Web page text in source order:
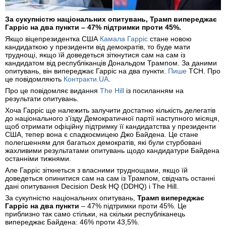
За сукупністю національних опитувань, Трамп випереджає
Гарріс на два пункти – 47% підтримки проти 45%.
Якщо віцепрезидентка США Камала Гарріс стане новою
кандидаткою у президенти від демократів, то буде мати
труднощі, якщо їй доведеться зіткнутися сам на сам із
кандидатом від республіканців Дональдом Трампом. За даними
опитувань, він випереджає Гарріс на два пункти. Пише ТСН. Про
це повідомляють Контракти.UA.
Про це повідомляє видання The Hill із посиланням на
результати опитувань.
Хоча Гарріс ще належить залучити достатню кількість делегатів
до національного з’їзду Демократичної партії наступного місяця,
щоб отримати офіційну підтримку її кандидатства у президенти
США, тепер вона є спадкоємицею Джо Байдена. Це стане
полегшенням для багатьох демократів, які були стурбовані
жахливими результатами опитувань щодо кандидатури Байдена
останніми тижнями.
Але Гарріс зіткнеться з власними труднощами, якщо їй
доведеться опинитися сам на сам із Трампом, свідчать останні
дані опитування Decision Desk HQ (DDHQ) і The Hill.
За сукупністю національних опитувань, Трамп випереджає
Гарріс на два пункти – 47% підтримки проти 45%. Це
приблизно так само стільки, на скільки республіканець
випереджає Байдена: 46% проти 43,5%.